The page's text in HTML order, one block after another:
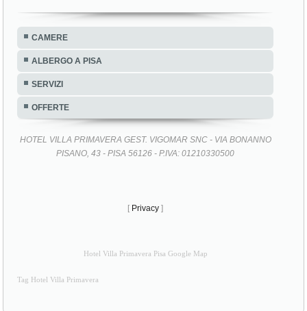
CAMERE
ALBERGO A PISA
SERVIZI
OFFERTE
HOTEL VILLA PRIMAVERA GEST. VIGOMAR SNC - VIA BONANNO
PISANO, 43 - PISA 56126 - P.IVA: 01210330500
[ Privacy ]
Hotel Villa Primavera Pisa Google Map
Tag Hotel Villa Primavera